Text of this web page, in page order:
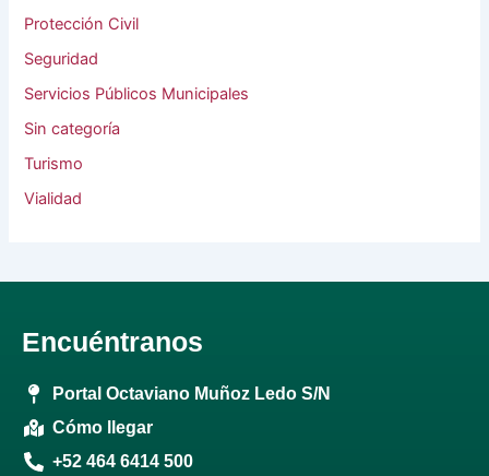
Protección Civil
Seguridad
Servicios Públicos Municipales
Sin categoría
Turismo
Vialidad
Encuéntranos
Portal Octaviano Muñoz Ledo S/N
Cómo llegar
+52 464 6414 500